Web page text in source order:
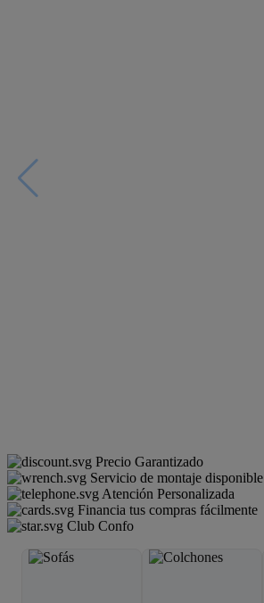
Precio Garantizado
Servicio de montaje disponible
Atención Personalizada
Financia tus compras fácilmente
Club Confo